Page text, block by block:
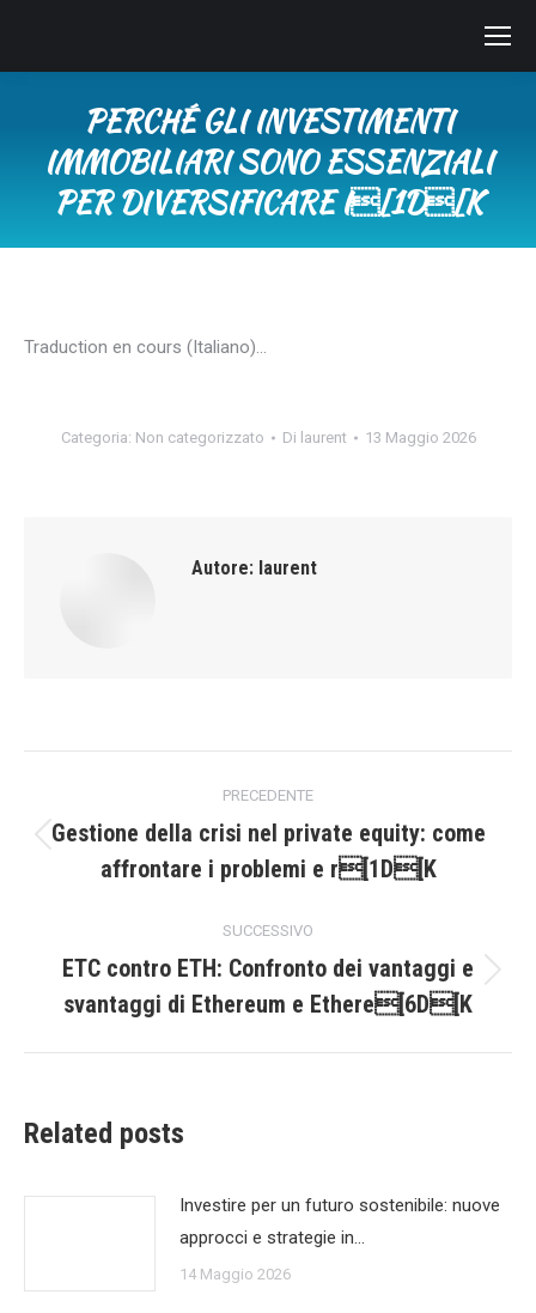
PERCHÉ GLI INVESTIMENTI
IMMOBILIARI SONO ESSENZIALI
PER DIVERSIFICARE I[1D[K
Traduction en cours (Italiano)…
Categoria: Non categorizzato Di laurent 13 Maggio 2026
Autore: laurent
tra
PRECEDENTE
Post
precedente:
Gestione della crisi nel private equity: come
affrontare i problemi e r[1D[K
SUCCESSIVO
post:
ETC contro ETH: Confronto dei vantaggi e
svantaggi di Ethereum e Ethere[6D[K
Related posts
Investire per un futuro sostenibile: nuove
approcci e strategie in…
14 Maggio 2026